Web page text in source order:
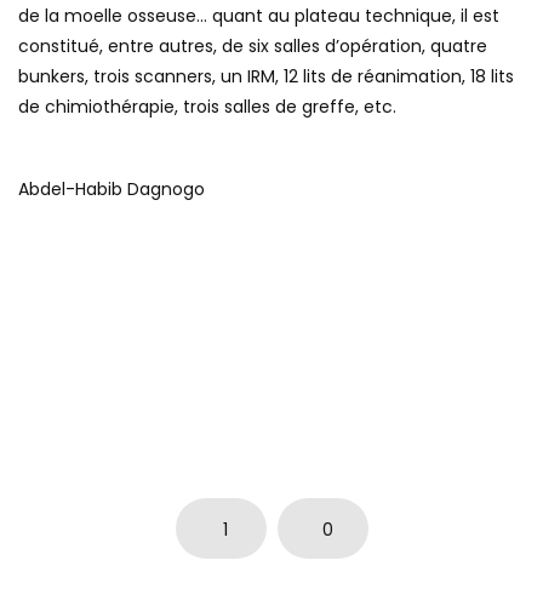
de la moelle osseuse… quant au plateau technique, il est
constitué, entre autres, de six salles d’opération, quatre
bunkers, trois scanners, un IRM, 12 lits de réanimation, 18 lits
de chimiothérapie, trois salles de greffe, etc.
Abdel-Habib Dagnogo
1 0